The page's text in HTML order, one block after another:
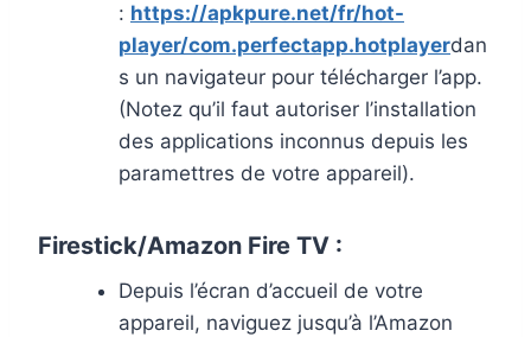
: https://apkpure.net/fr/hot-
player/com.perfectapp.hotplayerdan
s un navigateur pour télécharger l’app.
(Notez qu’il faut autoriser l’installation
des applications inconnus depuis les
paramettres de votre appareil).
Firestick/Amazon Fire TV :
Depuis l’écran d’accueil de votre
appareil, naviguez jusqu’à l’Amazon